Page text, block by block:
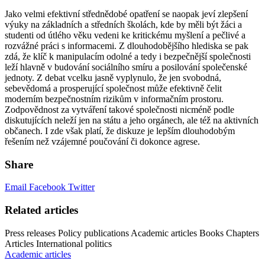
Jako velmi efektivní střednědobé opatření se naopak jeví zlepšení
výuky na základních a středních školách, kde by měli být žáci a
studenti od útlého věku vedeni ke kritickému myšlení a pečlivé a
rozvážné práci s informacemi. Z dlouhodobějšího hlediska se pak
zdá, že klíč k manipulacím odolné a tedy i bezpečnější společnosti
leží hlavně v budování sociálního smíru a posilování společenské
jednoty. Z debat vcelku jasně vyplynulo, že jen svobodná,
sebevědomá a prosperující společnost může efektivně čelit
moderním bezpečnostním rizikům v informačním prostoru.
Zodpovědnost za vytváření takové společnosti nicméně podle
diskutujících neleží jen na státu a jeho orgánech, ale též na aktivních
občanech. I zde však platí, že diskuze je lepším dlouhodobým
řešením než vzájemné poučování či dokonce agrese.
Share
Email Facebook Twitter
Related articles
Press releases Policy publications Academic articles Books Chapters
Articles International politics
Academic articles